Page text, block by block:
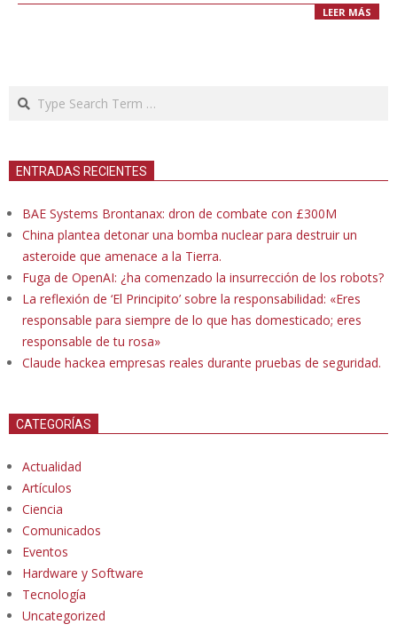
LEER MÁS
Search
ENTRADAS RECIENTES
BAE Systems Brontanax: dron de combate con £300M
China plantea detonar una bomba nuclear para destruir un
asteroide que amenace a la Tierra.
Fuga de OpenAI: ¿ha comenzado la insurrección de los robots?
La reflexión de ‘El Principito’ sobre la responsabilidad: «Eres
responsable para siempre de lo que has domesticado; eres
responsable de tu rosa»
Claude hackea empresas reales durante pruebas de seguridad.
CATEGORÍAS
Actualidad
Artículos
Ciencia
Comunicados
Eventos
Hardware y Software
Tecnología
Uncategorized